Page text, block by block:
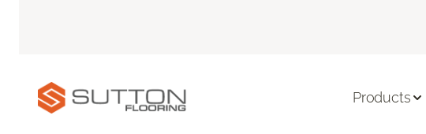
Products